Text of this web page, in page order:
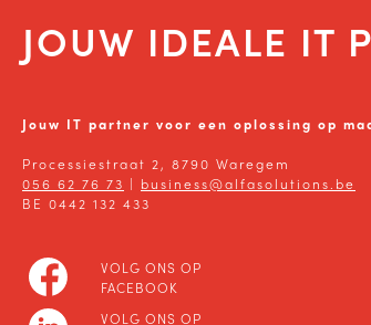
JOUW IDEALE IT
Jouw IT partner voor een oplossing op
Processiestraat 2, 8790 Waregem
056 62 76 73 | business@alfasolutions.be
BE 0442 132 433
VOLG ONS OP
FACEBOOK
VOLG ONS OP